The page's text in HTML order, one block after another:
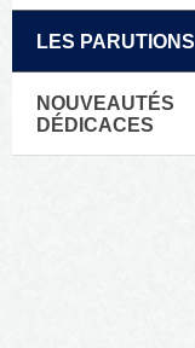
LES PARUTIONS
NOUVEAUTÉS
DÉDICACES